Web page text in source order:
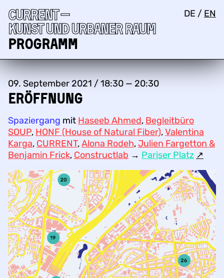
Current —
Kunst und urbaner Raum
Programm
DE / EN
09. September 2021 / 18:30 — 20:30
Eröffnung
Spaziergang mit Haseeb Ahmed, Begleitbüro
SOUP, HONF (House of Natural Fiber),Valentina
Karga, CURRENT,Alona Rodeh,Julien Fargetton &
Benjamin Frick, Constructlab → Pariser Platz ↗︎